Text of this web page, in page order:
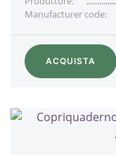
Manufacturer code:
ACQUISTA